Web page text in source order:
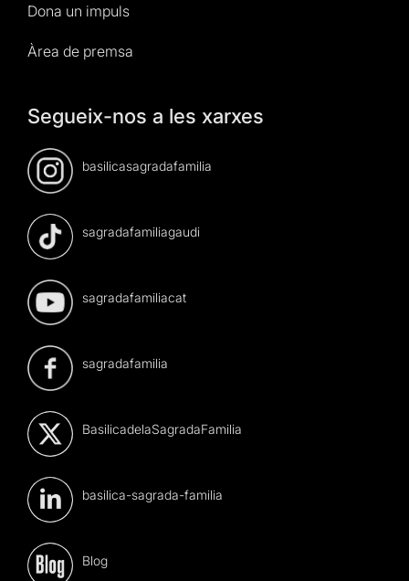
Dona un impuls
Àrea de premsa
Segueix-nos a les xarxes
basilicasagradafamilia
sagradafamiliagaudi
sagradafamiliacat
sagradafamilia
BasilicadelaSagradaFamilia
basilica-sagrada-familia
Blog